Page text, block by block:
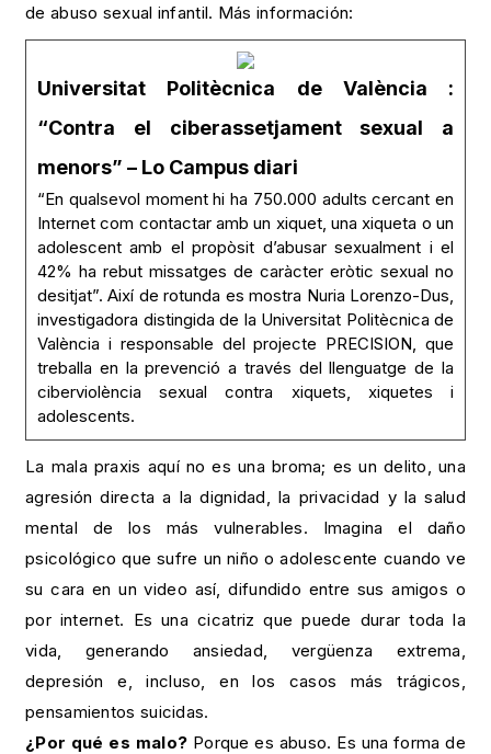
de abuso sexual infantil. Más información:
Universitat Politècnica de València :
“Contra el ciberassetjament sexual a
menors” – Lo Campus diari
“En qualsevol moment hi ha 750.000 adults cercant en
Internet com contactar amb un xiquet, una xiqueta o un
adolescent amb el propòsit d’abusar sexualment i el
42% ha rebut missatges de caràcter eròtic sexual no
desitjat”. Així de rotunda es mostra Nuria Lorenzo-Dus,
investigadora distingida de la Universitat Politècnica de
València i responsable del projecte PRECISION, que
treballa en la prevenció a través del llenguatge de la
ciberviolència sexual contra xiquets, xiquetes i
adolescents.
La mala praxis aquí no es una broma; es un delito, una
agresión directa a la dignidad, la privacidad y la salud
mental de los más vulnerables. Imagina el daño
psicológico que sufre un niño o adolescente cuando ve
su cara en un video así, difundido entre sus amigos o
por internet. Es una cicatriz que puede durar toda la
vida, generando ansiedad, vergüenza extrema,
depresión e, incluso, en los casos más trágicos,
pensamientos suicidas.
¿Por qué es malo? Porque es abuso. Es una forma de